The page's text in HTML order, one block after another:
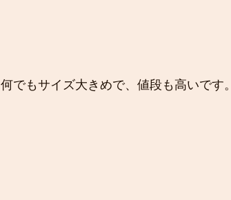
何でもサイズ大きめで、値段も高いです。